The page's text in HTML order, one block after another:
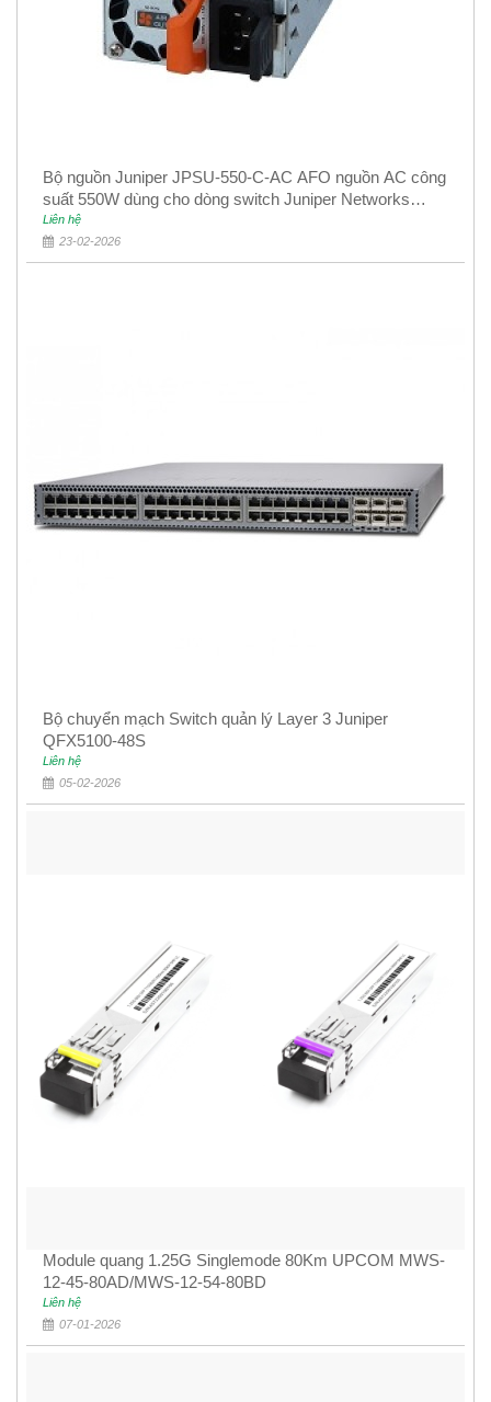
Bộ nguồn Juniper JPSU-550-C-AC AFO nguồn AC công
suất 550W dùng cho dòng switch Juniper Networks
EX4400
Liên hệ
23-02-2026
Bộ chuyển mạch Switch quản lý Layer 3 Juniper
QFX5100-48S
Liên hệ
05-02-2026
Module quang 1.25G Singlemode 80Km UPCOM MWS-
12-45-80AD/MWS-12-54-80BD
Liên hệ
07-01-2026